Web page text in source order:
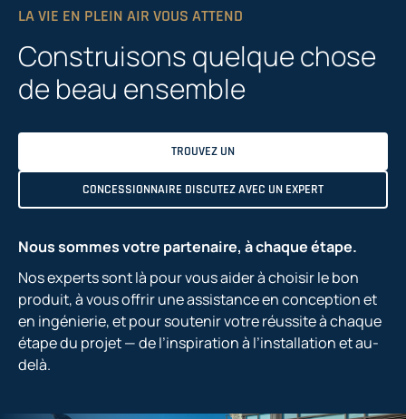
LA VIE EN PLEIN AIR VOUS ATTEND
Construisons quelque chose
de beau ensemble
TROUVEZ UN
CONCESSIONNAIRE DISCUTEZ AVEC UN EXPERT
Nous sommes votre partenaire, à chaque étape.
Nos experts sont là pour vous aider à choisir le bon
produit, à vous offrir une assistance en conception et
en ingénierie, et pour soutenir votre réussite à chaque
étape du projet — de l’inspiration à l’installation et au-
delà.